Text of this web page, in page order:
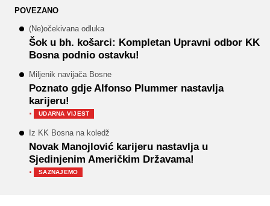
POVEZANO
(Ne)očekivana odluka
Šok u bh. košarci: Kompletan Upravni odbor KK
Bosna podnio ostavku!
Miljenik navijača Bosne
Poznato gdje Alfonso Plummer nastavlja
karijeru!
· UDARNA VIJEST
Iz KK Bosna na koledž
Novak Manojlović karijeru nastavlja u
Sjedinjenim Američkim Državama!
· SAZNAJEMO